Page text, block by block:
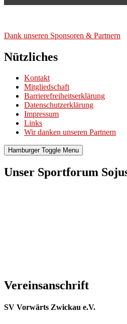
Dank unse­ren Spon­so­ren & Part­nern
Nützliches
Kontakt
Mitgliedschaft
Barrierefreiheitserklärung
Datenschutzerklärung
Impressum
Links
Wir danken unseren Partnern
Hamburger Toggle Menu
Unser Sportforum
Vereinsanschrift
SV Vorwärts Zwickau e.V.